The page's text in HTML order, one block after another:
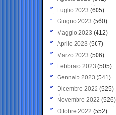
Luglio 2023 (605)
Giugno 2023 (560)
Maggio 2023 (412)
Aprile 2023 (567)
Marzo 2023 (506)
Febbraio 2023 (505)
Gennaio 2023 (541)
Dicembre 2022 (525)
Novembre 2022 (526)
Ottobre 2022 (552)